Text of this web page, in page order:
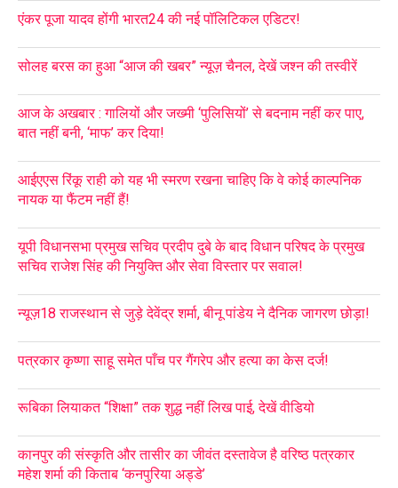
एंकर पूजा यादव होंगी भारत24 की नई पॉलिटिकल एडिटर!
सोलह बरस का हुआ “आज की खबर” न्यूज़ चैनल, देखें जश्न की तस्वीरें
आज के अखबार : गालियों और जख्मी ‘पुलिसियों’ से बदनाम नहीं कर पाए,
बात नहीं बनी, ‘माफ’ कर दिया!
आईएएस रिंकू राही को यह भी स्मरण रखना चाहिए कि वे कोई काल्पनिक
नायक या फैंटम नहीं हैं!
यूपी विधानसभा प्रमुख सचिव प्रदीप दुबे के बाद विधान परिषद के प्रमुख
सचिव राजेश सिंह की नियुक्ति और सेवा विस्तार पर सवाल!
न्यूज़18 राजस्थान से जुड़े देवेंद्र शर्मा, बीनू पांडेय ने दैनिक जागरण छोड़ा!
पत्रकार कृष्णा साहू समेत पाँच पर गैंगरेप और हत्या का केस दर्ज!
रूबिका लियाकत “शिक्षा” तक शुद्ध नहीं लिख पाई, देखें वीडियो
कानपुर की संस्कृति और तासीर का जीवंत दस्तावेज है वरिष्ठ पत्रकार
महेश शर्मा की किताब ‘कनपुरिया अड्डे’